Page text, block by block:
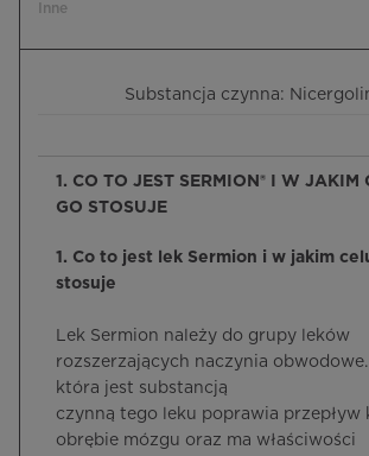
Inne
Substancja czynna:
1. CO TO JEST SERMION® I W JAKIM
GO STOSUJE
1. Co to jest lek Sermion i w jakim
stosuje
Lek Sermion należy do grupy leków
rozszerzających naczynia
która jest substancją
czynną tego leku poprawia przepływ
obrębie mózgu oraz ma właściwości